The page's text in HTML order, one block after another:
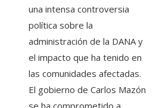
una intensa controversia
política sobre la
administración de la DANA y
el impacto que ha tenido en
las comunidades afectadas.
El gobierno de Carlos Mazón